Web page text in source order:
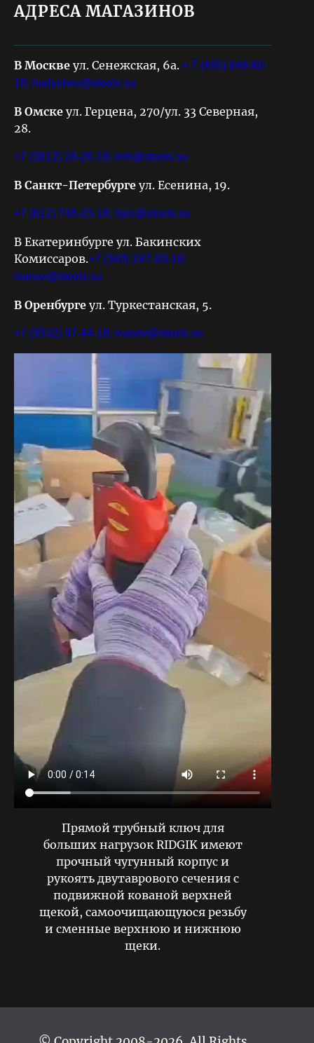
АДРЕСА МАГАЗИНОВ
В Москве ул. Сенежская, 6а. + 7 (495) 648-60-
18; hudyshev@stools.su
В Омске ул. Герцена, 270/ул. 33 Северная,
28.
+7 (3812) 28-26-18; info@stools.su
В Санкт-Петербурге ул. Есенина, 19.
+7 (812) 748-23-18; ilyin@stools.su
В Екатеринбурге ул. Бакинских
Комиссаров.+7 (343) 247-83-18;
ivanov@stools.su
В Оренбурге ул. Туркестанская, 5.
+7 (3532) 97-44-18; ivanov@stools.su
Прямой трубный ключ для
больших нагрузок RIDGIK имеют
прочный чугунный корпус и
рукоять двутаврового сечения с
подвижной кованой верхней
щекой, самоочищающуюся резьбу
и сменные верхнюю и нижнюю
щеки.